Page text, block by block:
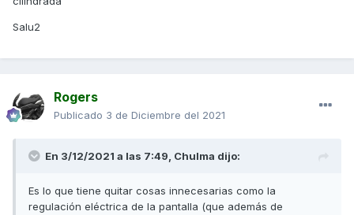
Salu2
Rogers
Publicado 3 de Diciembre del 2021
En 3/12/2021 a las 7:49, Chulma dijo:
Es lo que tiene quitar cosas innecesarias como la
regulación eléctrica de la pantalla (que además de